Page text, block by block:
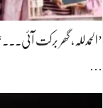
’الحمدللہ، گھر برکت